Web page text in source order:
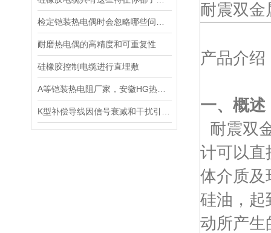
耐磨热电偶的高精度和可重复性
硅橡胶控制电缆进行直埋敷
耐震双金
产品介绍
一、概述
耐震双
计可以
体介质及
硅油，起
动所产生